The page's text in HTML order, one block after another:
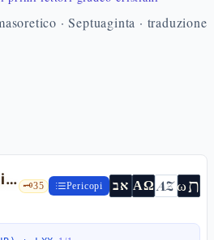
· Septuaginta · traduzione
Abacuc 2 — la visione, "il giusto per la sua emunàh vivrà", le cinque "hòy" 🗝️35 Pericopi אב ΑΩ AZωת